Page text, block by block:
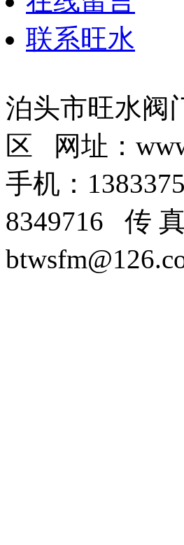
联系旺水
泊头市旺水阀
区 网址：
手机：
8349716 传